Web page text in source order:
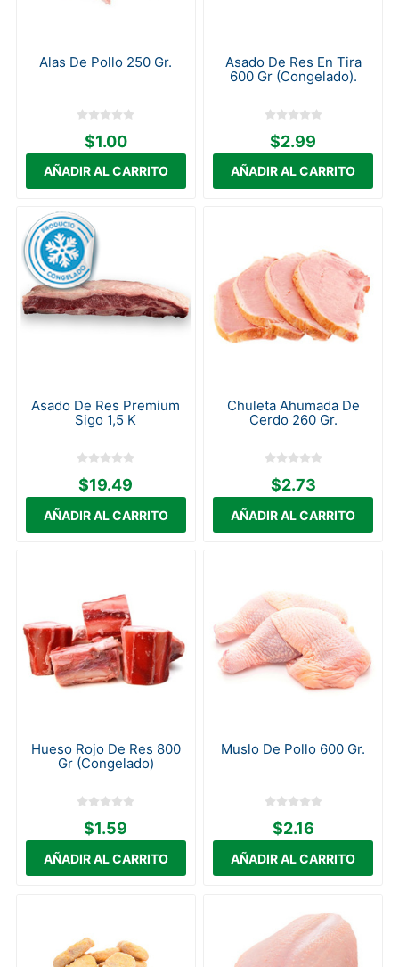
Alas De Pollo 250 Gr.
$1.00
Asado De Res En Tira
600 Gr (Congelado).
$2.99
Asado De Res Premium
Sigo 1,5 K
$19.49
Chuleta Ahumada De
Cerdo 260 Gr.
$2.73
Hueso Rojo De Res 800
Gr (Congelado)
$1.59
Muslo De Pollo 600 Gr.
$2.16